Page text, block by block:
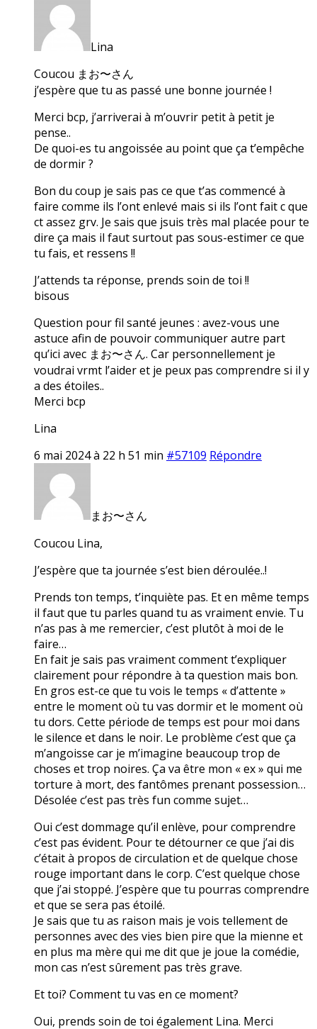
Lina
Coucou まお〜さん
j’espère que tu as passé une bonne journée !
Merci bcp, j’arriverai à m’ouvrir petit à petit je
pense..
De quoi-es tu angoissée au point que ça t’empêche
de dormir ?
Bon du coup je sais pas ce que t’as commencé à
faire comme ils l’ont enlevé mais si ils l’ont fait c que
ct assez grv. Je sais que jsuis très mal placée pour te
dire ça mais il faut surtout pas sous-estimer ce que
tu fais, et ressens !!
J’attends ta réponse, prends soin de toi !!
bisous
Question pour fil santé jeunes : avez-vous une
astuce afin de pouvoir communiquer autre part
qu’ici avec まお〜さん. Car personnellement je
voudrai vrmt l’aider et je peux pas comprendre si il y
a des étoiles..
Merci bcp
Lina
6 mai 2024 à 22 h 51 min #57109 Répondre
まお〜さん
Coucou Lina,
J’espère que ta journée s’est bien déroulée..!
Prends ton temps, t’inquiète pas. Et en même temps
il faut que tu parles quand tu as vraiment envie. Tu
n’as pas à me remercier, c’est plutôt à moi de le
faire…
En fait je sais pas vraiment comment t’expliquer
clairement pour répondre à ta question mais bon.
En gros est-ce que tu vois le temps « d’attente »
entre le moment où tu vas dormir et le moment où
tu dors. Cette période de temps est pour moi dans
le silence et dans le noir. Le problème c’est que ça
m’angoisse car je m’imagine beaucoup trop de
choses et trop noires. Ça va être mon « ex » qui me
torture à mort, des fantômes prenant possession…
Désolée c’est pas très fun comme sujet…
Oui c’est dommage qu’il enlève, pour comprendre
c’est pas évident. Pour te détourner ce que j’ai dis
c’était à propos de circulation et de quelque chose
rouge important dans le corp. C’est quelque chose
que j’ai stoppé. J’espère que tu pourras comprendre
et que se sera pas étoilé.
Je sais que tu as raison mais je vois tellement de
personnes avec des vies bien pire que la mienne et
en plus ma mère qui me dit que je joue la comédie,
mon cas n’est sûrement pas très grave.
Et toi? Comment tu vas en ce moment?
Oui, prends soin de toi également Lina. Merci